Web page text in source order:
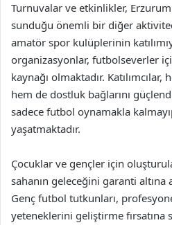
Turnuvalar ve etkinlikler, Erzurum
sunduğu önemli bir diğer
amatör spor kulüplerinin
organizasyonlar, futbolseverler
kaynağı olmaktadır. Katılımcılar,
hem de dostluk bağlarını
sadece futbol oynamakla
yaşatmaktadır.
Çocuklar ve gençler için
sahanın geleceğini garanti altına
Genç futbol tutkunları,
yeteneklerini geliştirme fırsatına